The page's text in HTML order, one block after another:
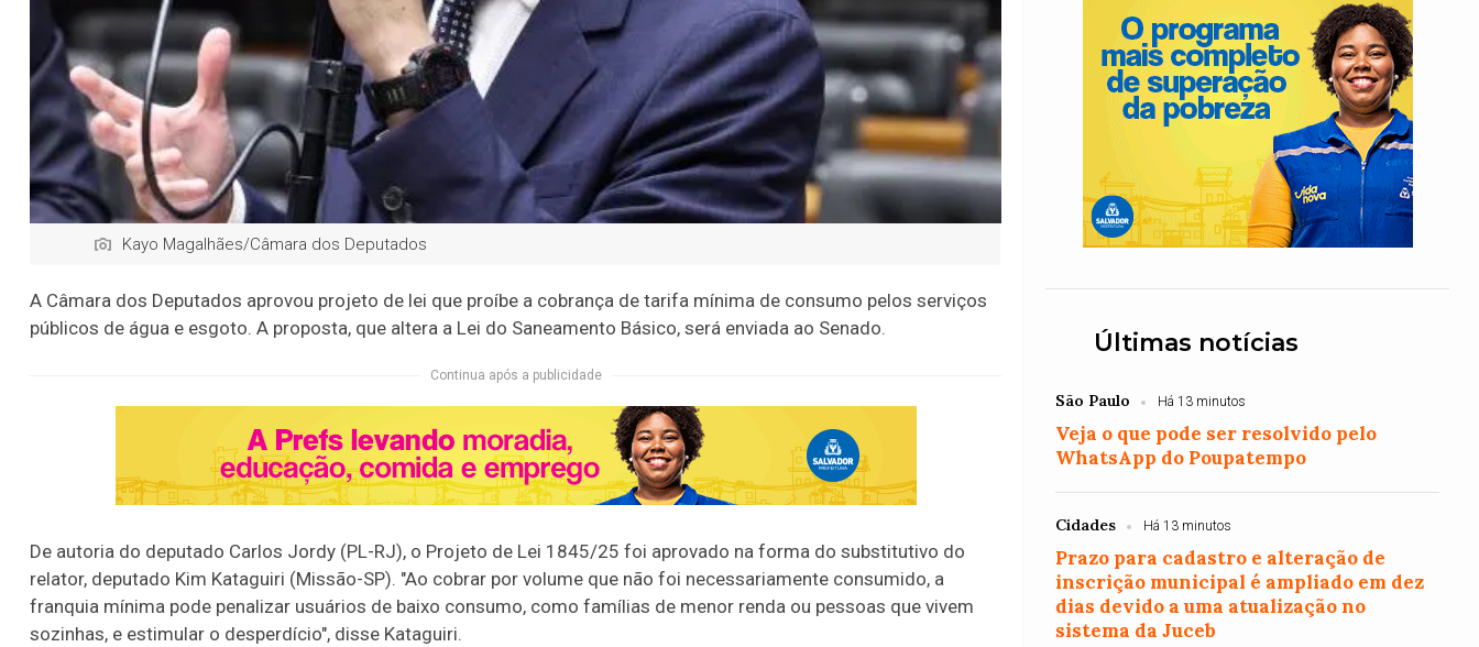
Kayo Magalhães/Câmara dos Deputados
A Câmara dos Deputados aprovou projeto de lei que proíbe a cobrança de tarifa mínima de consumo pelos serviços
públicos de água e esgoto. A proposta, que altera a Lei do Saneamento Básico, será enviada ao Senado.
Continua após a publicidade
De autoria do deputado Carlos Jordy (PL-RJ), o Projeto de Lei 1845/25 foi aprovado na forma do substitutivo do
relator, deputado Kim Kataguiri (Missão-SP). "Ao cobrar por volume que não foi necessariamente consumido, a
franquia mínima pode penalizar usuários de baixo consumo, como famílias de menor renda ou pessoas que vivem
sozinhas, e estimular o desperdício", disse Kataguiri.
Últimas notícias
São Paulo Há 13 minutos
Veja o que pode ser resolvido pelo
WhatsApp do Poupatempo
Cidades Há 13 minutos
Prazo para cadastro e alteração de
inscrição municipal é ampliado em dez
dias devido a uma atualização no
sistema da Juceb